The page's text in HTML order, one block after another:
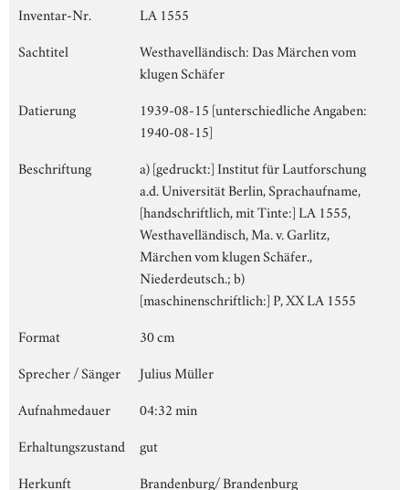
Inventar-Nr.
LA 1555
Sachtitel
Westhavelländisch: Das Märchen vom
klugen Schäfer
Datierung
1939-08-15 [unterschiedliche Angaben:
1940-08-15]
Beschriftung
a) [gedruckt:] Institut für Lautforschung
a.d. Universität Berlin, Sprachaufname,
[handschriftlich, mit Tinte:] LA 1555,
Westhavelländisch, Ma. v. Garlitz,
Märchen vom klugen Schäfer.,
Niederdeutsch.; b)
[maschinenschriftlich:] P, XX LA 1555
Format
30 cm
Sprecher / Sänger
Julius Müller
Aufnahmedauer
04:32 min
Erhaltungszustand
gut
Herkunft
Brandenburg/ Brandenburg